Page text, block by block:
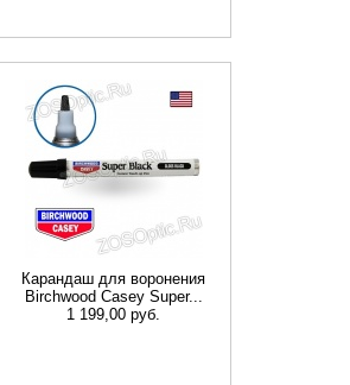
Карандаш для воронения
Birchwood Casey Super...
1 199,00 руб.